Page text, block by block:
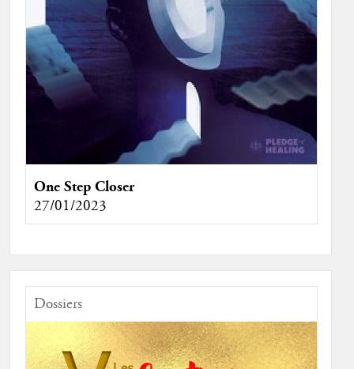
One Step Closer
27/01/2023
Dossiers